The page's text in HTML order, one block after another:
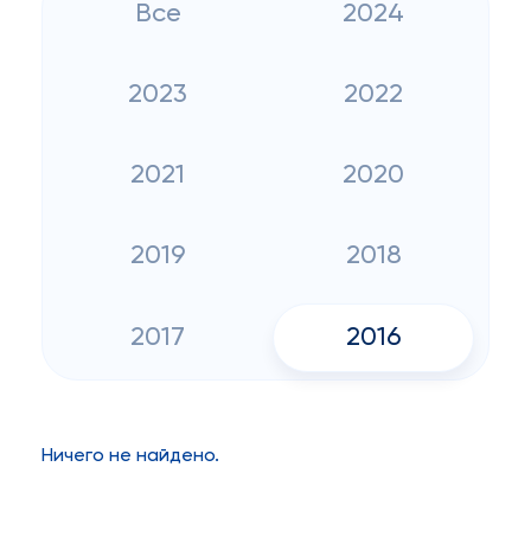
Все 2024
2023 2022
2021 2020
2019 2018
2017 2016
Ничего не найдено.